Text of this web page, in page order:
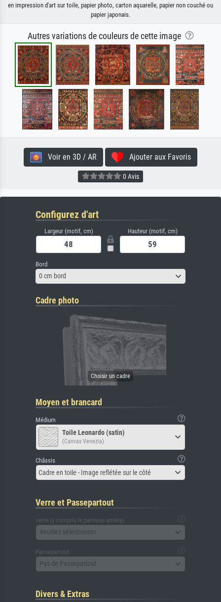
en impression d'art sur toile, papier photo, carton aquarelle, papier non couché ou
papier japonais.
Autres variations de couleurs de cette image
Voir en 3D / AR Ajouter aux Favoris
0 Avis
Configurez d'art
Largeur (motif, cm) Hauteur (motif, cm)
Bord
0 cm bord
Cadre photo
Moyen et brancard
Médium
Toile Leonardo (satin)
(Canvas Venezia)
Châssis
Cadre en toile - Image reflétée sur le côté
Verre et Passepartout
verre (y compris le panneau arrière)
Veuillez sélectionner
Passepartout
Pas de Passepartout
Divers & Extras